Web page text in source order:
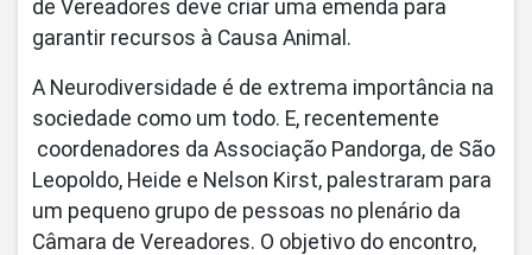
de Vereadores deve criar uma emenda para
garantir recursos à Causa Animal.
A Neurodiversidade é de extrema importância na
sociedade como um todo. E, recentemente
coordenadores da Associação Pandorga, de São
Leopoldo, Heide e Nelson Kirst, palestraram para
um pequeno grupo de pessoas no plenário da
Câmara de Vereadores. O objetivo do encontro,